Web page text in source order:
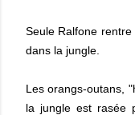
Seule Ralfone
dans la jungle.
Les orangs-outans,
la jungle est rasée